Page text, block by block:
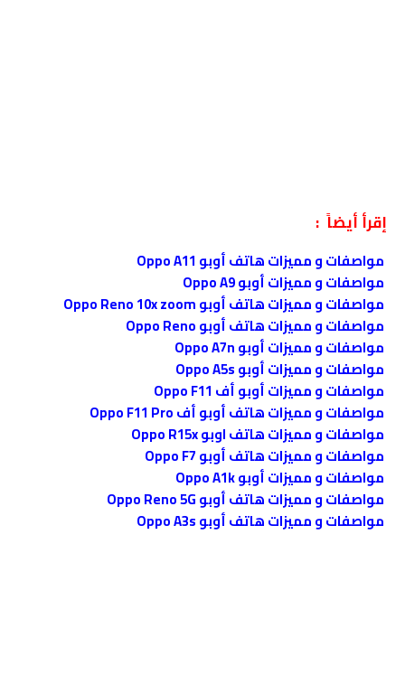
إقرأ أيضاً :
مواصفات و مميزات هاتف أوبو Oppo A11
مواصفات و مميزات أوبو Oppo A9
مواصفات و مميزات هاتف أوبو Oppo Reno 10x zoom
مواصفات و مميزات هاتف أوبو Oppo Reno
مواصفات و مميزات أوبو Oppo A7n
مواصفات و مميزات أوبو Oppo A5s
مواصفات و مميزات أوبو أف Oppo F11
مواصفات و مميزات هاتف أوبو أف Oppo F11 Pro
مواصفات و مميزات هاتف اوبو Oppo R15x
مواصفات و مميزات هاتف أوبو Oppo F7
مواصفات و مميزات أوبو Oppo A1k
مواصفات و مميزات هاتف أوبو Oppo Reno 5G
مواصفات و مميزات هاتف أوبو Oppo A3s